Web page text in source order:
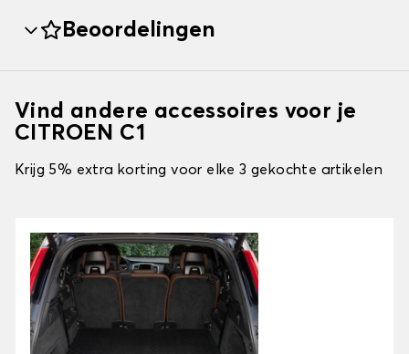
Beoordelingen
Vind andere accessoires voor je
CITROEN C1
Krijg 5% extra korting voor elke 3 gekochte artikelen